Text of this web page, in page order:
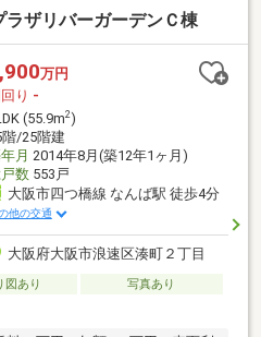
ザリバーガーデンＣ棟
万円
り -
(55.9m2)
/25階建
月 2014年8月(築12年1ヶ月)
数553戸
大阪市四つ橋線 なんば駅 徒歩4分
他の交通
大阪府大阪市浪速区湊町２丁目
図あり
写真あり